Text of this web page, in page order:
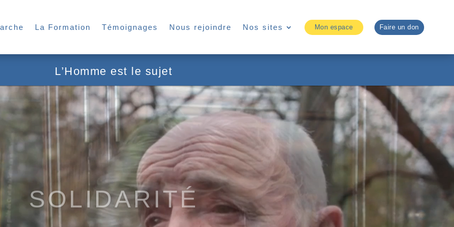
La Formation Témoignages Nous rejoindre Nos sites Mon espace Faire un don
L’Homme est le sujet
SOLIDARITÉ